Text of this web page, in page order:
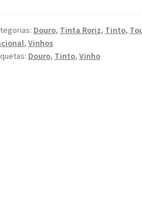
Douro, Tinta Roriz, Tinto,
, Vinhos
Douro, Tinto, Vinho